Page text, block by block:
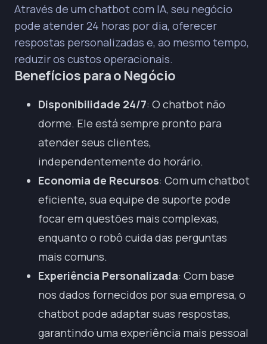
Através de um chatbot com IA, seu negócio
pode atender 24 horas por dia, oferecer
respostas personalizadas e, ao mesmo tempo,
reduzir os custos operacionais.
Benefícios para o Negócio
Disponibilidade 24/7: O chatbot não
dorme. Ele está sempre pronto para
atender seus clientes,
independentemente do horário.
Economia de Recursos: Com um chatbot
eficiente, sua equipe de suporte pode
focar em questões mais complexas,
enquanto o robô cuida das perguntas
mais comuns.
Experiência Personalizada: Com base
nos dados fornecidos por sua empresa, o
chatbot pode adaptar suas respostas,
garantindo uma experiência mais pessoal